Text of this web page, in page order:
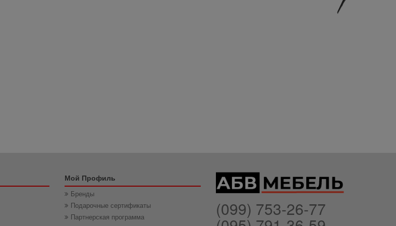
Мой Профиль
Бренды
Подарочные сертификаты
Партнерская программа
(099) 753-26-77